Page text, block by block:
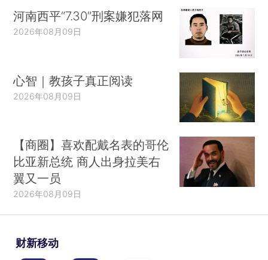
河南西平“7.30”刑案嫌犯落网
2026年08月09日
心智｜教孩子真正阅读
2026年08月09日
【商圈】喜欢配戴名表的哥伦
比亚新总统 商人出身拉美右
翼又一员
2026年08月09日
财新移动